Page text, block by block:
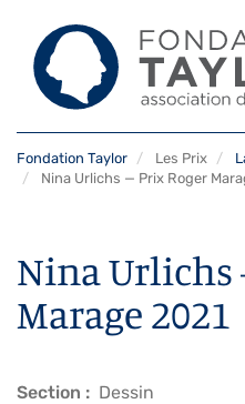
au
Fondation Taylor Les Prix
Nina Urlichs — Prix Roger
Nina Urlichs
Marage 2021
Section Dessin